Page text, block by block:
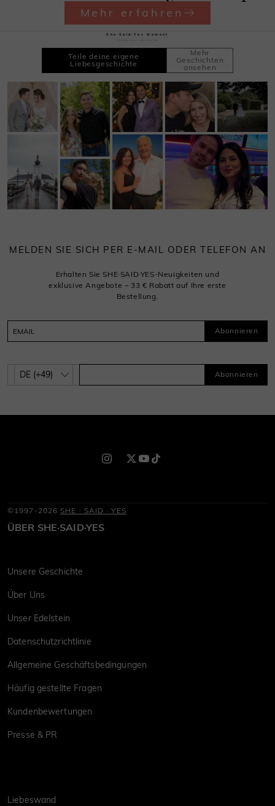
Mehr erfahren
She·Said·Yes Moment
Teile deine eigene
Liebesgeschichte
Mehr
Geschichten
ansehen
MELDEN SIE SICH PER E-MAIL ODER TELEFON AN
Erhalten Sie SHE·SAID·YES-Neuigkeiten und
exklusive Angebote – 33 € Rabatt auf Ihre erste
Bestellung.
Abonnieren
Abonnieren
©1997-2026 SHE · SAID · YES
ÜBER SHE·SAID·YES
Unsere Geschichte
Über Uns
Unser Edelstein
Datenschutzrichtlinie
Allgemeine Geschäftsbedingungen
Häufig gestellte Fragen
Kundenbewertungen
Presse & PR
Liebeswand